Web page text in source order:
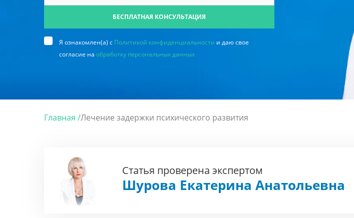
БЕСПЛАТНАЯ КОНСУЛЬТАЦИЯ
Я ознакомлен(а) с Политикой конфиденциальности и даю свое
согласие на обработку персональных данных
Главная /Лечение задержки психического развития
Статья проверена экспертом
Шурова Екатерина Анатольевна